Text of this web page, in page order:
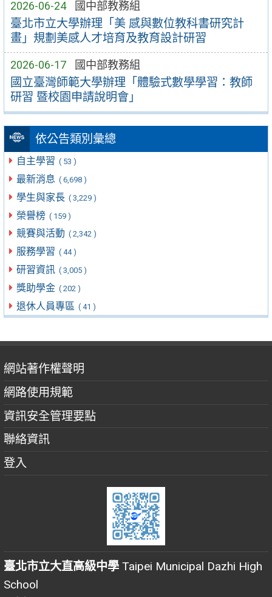
2026-06-24 國中部教務組
臺北市立大學辦理「美 感與數位教科書研究計
畫」規劃美感人才培育及教育設計研習
2026-06-17 國中部教務組
國立臺灣師範大學辦理「體驗式數學學習：教師
研習 暨校園申請說明會」
依公告類別彙總
自主學習 ( 53 )
最新消息 ( 6,698 )
學生與家長 ( 3,229 )
榮譽榜 ( 159 )
競賽與活動 ( 2,342 )
服務學習 ( 44 )
研習資訊 ( 3,005 )
獎助學金 ( 202 )
退休人員專區 ( 41 )
網站著作權聲明
網路使用規範
資訊安全管理要點
聯絡資訊
登入
臺北市立大直高級中學 Taipei Municipal Dazhi High
School